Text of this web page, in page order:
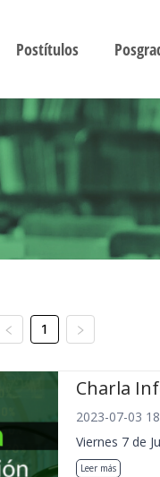
Postítulos
1
Charla
2023-07-03
Viernes 7 de
Leer más